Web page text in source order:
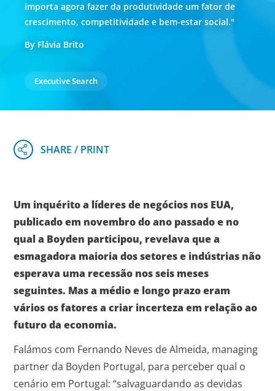
importa agora fazer da produtividade um fator de
crescimento, competitividade e bem-estar social."
By Flávia Brito
Executive Search
Um inquérito a líderes de negócios nos EUA,
publicado em novembro do ano passado e no
qual a Boyden participou, revelava que a
esmagadora maioria dos setores e indústrias não
esperava uma recessão nos seis meses
seguintes. Mas a médio e longo prazo eram
vários os fatores a criar incerteza em relação ao
futuro da economia.
Falámos com Fernando Neves de Almeida, managing
partner da Boyden Portugal, para perceber qual o
cenário em Portugal: “salvaguardando as devidas